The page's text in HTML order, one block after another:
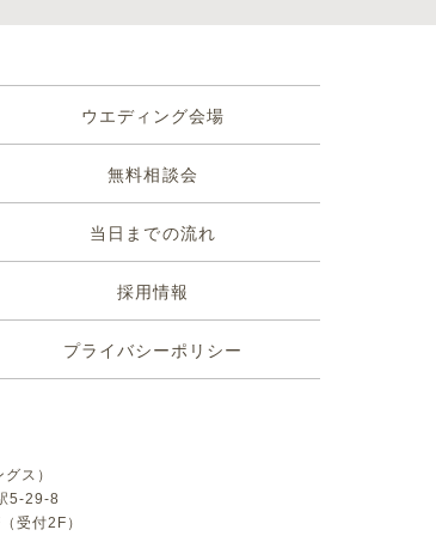
ウエディング会場
無料相談会
当日までの流れ
採用情報
プライバシーポリシー
ス）
5-29-8
受付2F）